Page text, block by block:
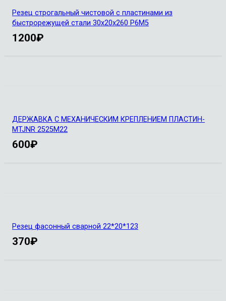
Резец строгальный чистовой с пластинами из
быстрорежущей стали 30х20х260 Р6М5
1200₽
ДЕРЖАВКА С МЕХАНИЧЕСКИМ КРЕПЛЕНИЕМ ПЛАСТИН-
MTJNR 2525M22
600₽
Резец фасонный сварной 22*20*123
370₽